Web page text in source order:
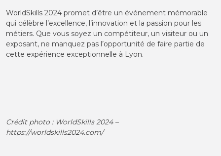
WorldSkills 2024 promet d’être un événement mémorable
qui célèbre l’excellence, l’innovation et la passion pour les
métiers. Que vous soyez un compétiteur, un visiteur ou un
exposant, ne manquez pas l’opportunité de faire partie de
cette expérience exceptionnelle à Lyon.
Crédit photo : WorldSkills 2024 –
https://worldskills2024.com/